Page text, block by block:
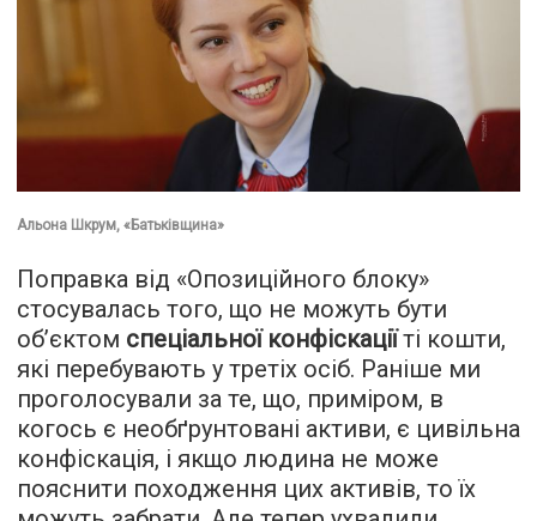
Альона Шкрум, «Батьківщина»
Поправка від «Опозиційного блоку»
стосувалась того, що не можуть бути
об’єктом спеціальної конфіскаціїті кошти,
які перебувають у третіх осіб. Раніше ми
проголосували за те, що, приміром, в
когось є необґрунтовані активи, є цивільна
конфіскація, і якщо людина не може
пояснити походження цих активів, то їх